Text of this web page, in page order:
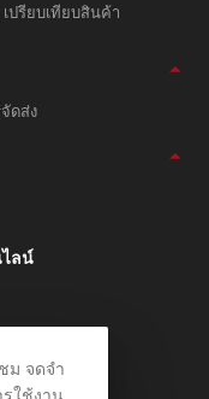
เปรียบเทียบสินค้า
ดส่ง
ลน์
ม จดจำ